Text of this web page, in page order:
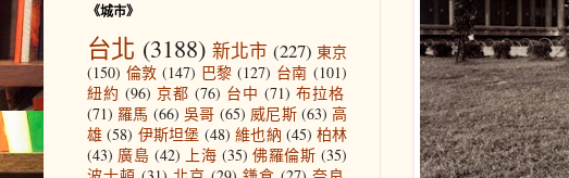
《城市》
台北 (3188) 新北市 (227) 東京
(150) 倫敦 (147) 巴黎 (127) 台南 (101)
紐約 (96) 京都 (76) 台中 (71) 布拉格
(71) 羅馬 (66) 吳哥 (65) 威尼斯 (63) 高
雄 (58) 伊斯坦堡 (48) 維也納 (45) 柏林
(43) 廣島 (42) 上海 (35) 佛羅倫斯 (35)